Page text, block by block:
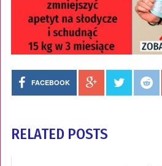
FACEBOOK
RELATED POSTS